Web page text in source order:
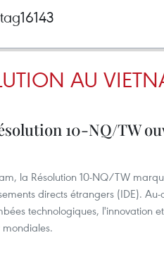
AU
10-NQ/TW
la Résolution 10-NQ/TW
directs étrangers (IDE).
technologiques, l'innovation